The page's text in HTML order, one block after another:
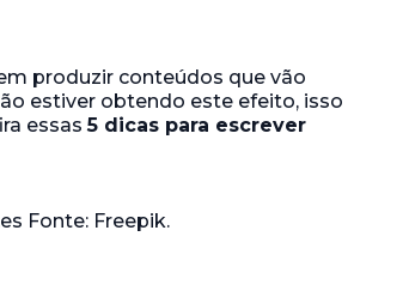
produzir conteúdos que vão
estiver obtendo este efeito, isso
essas5 dicas para escrever